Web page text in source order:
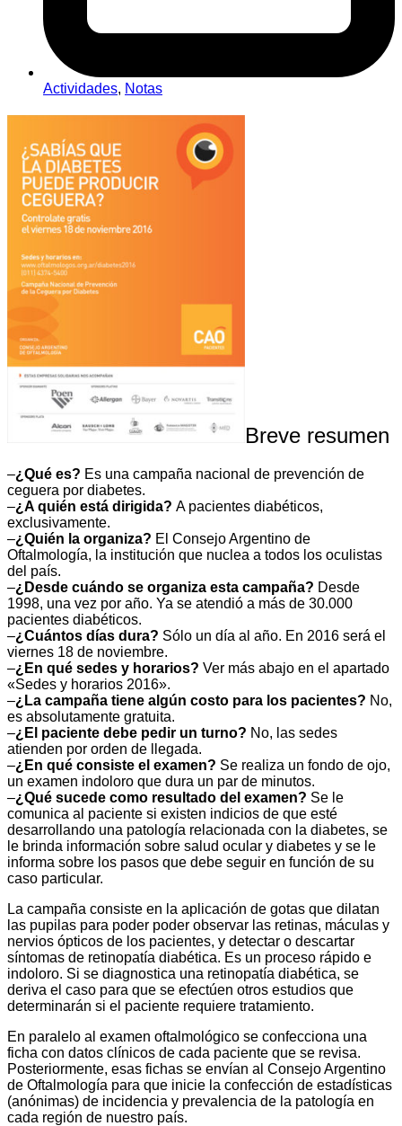
Actividades, Notas
Breve resumen
–¿Qué es? Es una campaña nacional de prevención de
ceguera por diabetes.
–¿A quién está dirigida? A pacientes diabéticos,
exclusivamente.
–¿Quién la organiza? El Consejo Argentino de
Oftalmología, la institución que nuclea a todos los oculistas
del país.
–¿Desde cuándo se organiza esta campaña? Desde
1998, una vez por año. Ya se atendió a más de 30.000
pacientes diabéticos.
–¿Cuántos días dura? Sólo un día al año. En 2016 será el
viernes 18 de noviembre.
–¿En qué sedes y horarios? Ver más abajo en el apartado
«Sedes y horarios 2016».
–¿La campaña tiene algún costo para los pacientes? No,
es absolutamente gratuita.
–¿El paciente debe pedir un turno? No, las sedes
atienden por orden de llegada.
–¿En qué consiste el examen? Se realiza un fondo de ojo,
un examen indoloro que dura un par de minutos.
–¿Qué sucede como resultado del examen? Se le
comunica al paciente si existen indicios de que esté
desarrollando una patología relacionada con la diabetes, se
le brinda información sobre salud ocular y diabetes y se le
informa sobre los pasos que debe seguir en función de su
caso particular.
La campaña consiste en la aplicación de gotas que dilatan
las pupilas para poder poder observar las retinas, máculas y
nervios ópticos de los pacientes, y detectar o descartar
síntomas de retinopatía diabética. Es un proceso rápido e
indoloro. Si se diagnostica una retinopatía diabética, se
deriva el caso para que se efectúen otros estudios que
determinarán si el paciente requiere tratamiento.
En paralelo al examen oftalmológico se confecciona una
ficha con datos clínicos de cada paciente que se revisa.
Posteriormente, esas fichas se envían al Consejo Argentino
de Oftalmología para que inicie la confección de estadísticas
(anónimas) de incidencia y prevalencia de la patología en
cada región de nuestro país.